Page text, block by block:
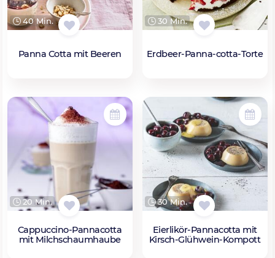
40 Min.
Panna Cotta mit Beeren
30 Min.
Erdbeer-Panna-cotta-Torte
20 Min.
Cappuccino-Pannacotta
mit Milchschaumhaube
30 Min.
Eierlikör-Pannacotta mit
Kirsch-Glühwein-Kompott